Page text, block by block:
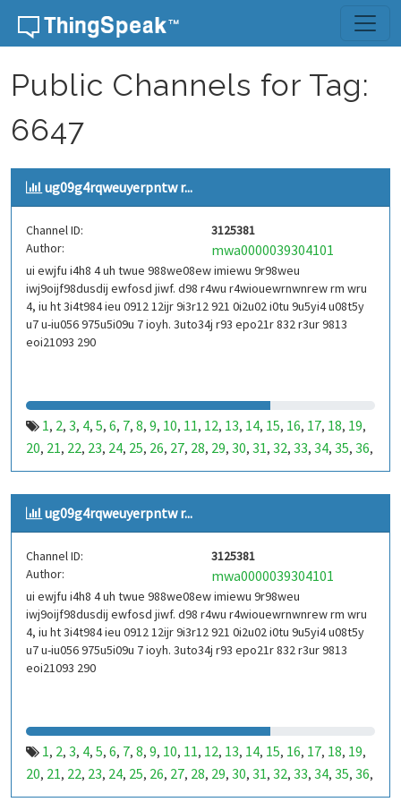
Skip to content
Public Channels for Tag:
6647
ug09g4rqweuyerpntw r...
Channel ID:
3125381
Author:
mwa0000039304101
ui ewjfu i4h8 4 uh twue 988we08ew imiewu 9r98weu
iwj9oijf98dusdij ewfosd jiwf. d98 r4wu r4wiouewrnwnrew rm wru
4, iu ht 3i4t984 ieu 0912 12ijr 9i3r12 921 0i2u02 i0tu 9u5yi4 u08t5y
u7 u-iu056 975u5i09u 7 ioyh. 3uto34j r93 epo21r 832 r3ur 9813
eoi21093 290
1, 2, 3, 4, 5, 6, 7, 8, 9, 10, 11, 12, 13, 14, 15, 16, 17, 18, 19,
20, 21, 22, 23, 24, 25, 26, 27, 28, 29, 30, 31, 32, 33, 34, 35, 36,
37,38,39,40,41,42,43,44,45,46,47,48,49,50,51,52,53,
99,100,101,102,103,104,105,106,107,108,109,110,
111,112,113,114,115,116,
123,124,125,126,127,128,129,130,131,132,133,134,
135,136,137 141,142,143
147,148 153,154,155,156,157,158
159,160,161,162,163,164,165 ,166,167,168,
171 ,172,173 ,174,175,176,177,178,179 ,180,181 ,182,
183,184,185,186, 187,188,189 ,190,191,192,193,194
195,196 ,197
231,232,233,234,235,236,237,238,239,
243, 244, 245, 246, 247,248,249,250 ,251,252, 253 ,254,
255 ,256,257, 258,259,260,261,262,263 ,264,265 , 266
ug09g4rqweuyerpntw r...
Channel ID:
3125381
Author:
mwa0000039304101
ui ewjfu i4h8 4 uh twue 988we08ew imiewu 9r98weu
iwj9oijf98dusdij ewfosd jiwf. d98 r4wu r4wiouewrnwnrew rm wru
4, iu ht 3i4t984 ieu 0912 12ijr 9i3r12 921 0i2u02 i0tu 9u5yi4 u08t5y
u7 u-iu056 975u5i09u 7 ioyh. 3uto34j r93 epo21r 832 r3ur 9813
eoi21093 290
1, 2, 3, 4, 5, 6, 7, 8, 9, 10, 11, 12, 13, 14, 15, 16, 17, 18, 19,
20, 21, 22, 23, 24, 25, 26, 27, 28, 29, 30, 31, 32, 33, 34, 35, 36,
37,38,39,40,41,42,43,44,45,46,47,48,49,50,51,52,53,